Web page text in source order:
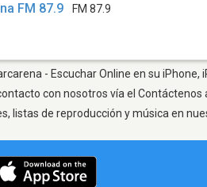
FM 87.9 FM 87.9
- Escuchar Online en su
con nosotros vía el
listas de reproducción y música en